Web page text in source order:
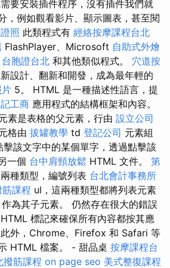
要安裝插件程序，沒有插件我們就
，例如觀看影片、顯示圖表，甚至閱
照 此類程式有 經絡按摩課程台北
FlashPlayer、Microsoft 自助式外燴
台胞證台北 和其他類似程式。 穴道按
設計、翻新和開發，成為最年輕的
5。 HTML 是一種描述性語言，提
工商 應用程式的結構框架和內容。
素是表格的父元素，行由 設立公司
格由 拔罐教學 td 登記公司 元素組
擊該文字中的某個單字，透過點擊該
一個 台中肩頸放鬆 HTML 文件。 第
種類型，編號列表 台北會計事務所
課程 ul，這兩種類型都將列表元素
作為其子元素。 仍然存在很大的錯誤
標記來確保所有內容都按其應
外，Chrome、Firefox 和 Safari 等
HTML 檔案。 - 甜品桌 按摩課程台
撥筋課程 on page seo 美式整復課程